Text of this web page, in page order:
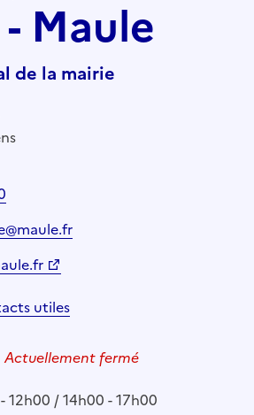
Maule
de la mairie
utiles
Actuellement fermé
12h00 / 14h00 - 17h00